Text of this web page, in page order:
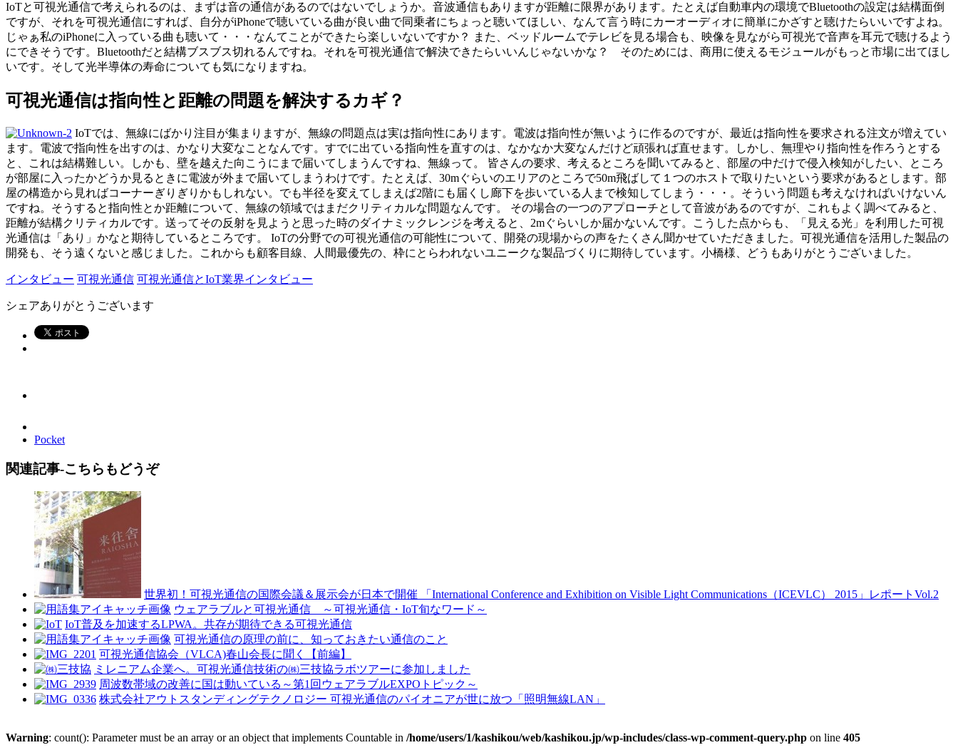
IoTと可視光通信で考えられるのは、まずは音の通信があるのではないでしょうか。音波通信もありますが距離に限界があります。たとえば自動車内の環境でBluetoothの設定は結構面倒
ですが、それを可視光通信にすれば、自分がiPhoneで聴いている曲が良い曲で同乗者にちょっと聴いてほしい、なんて言う時にカーオーディオに簡単にかざすと聴けたらいいですよね。
じゃぁ私のiPhoneに入っている曲も聴いて・・・なんてことができたら楽しいないですか？ また、ベッドルームでテレビを見る場合も、映像を見ながら可視光で音声を耳元で聴けるよう
にできそうです。Bluetoothだと結構ブスブス切れるんですね。それを可視光通信で解決できたらいいんじゃないかな？ そのためには、商用に使えるモジュールがもっと市場に出てほし
いです。そして光半導体の寿命についても気になりますね。
可視光通信は指向性と距離の問題を解決するカギ？
IoTでは、無線にばかり注目が集まりますが、無線の問題点は実は指向性にあります。電波は指向性が無いように作るのですが、最近は指向性を要求される注文が増えてい
ます。電波で指向性を出すのは、かなり大変なことなんです。すでに出ている指向性を直すのは、なかなか大変なんだけど頑張れば直せます。しかし、無理やり指向性を作ろうとする
と、これは結構難しい。しかも、壁を越えた向こうにまで届いてしまうんですね、無線って。 皆さんの要求、考えるところを聞いてみると、部屋の中だけで侵入検知がしたい、ところ
が部屋に入ったかどうか見るときに電波が外まで届いてしまうわけです。たとえば、30mぐらいのエリアのところで50m飛ばして１つのホストで取りたいという要求があるとします。部
屋の構造から見ればコーナーぎりぎりかもしれない。でも半径を変えてしまえば2階にも届くし廊下を歩いている人まで検知してしまう・・・。そういう問題も考えなければいけないん
ですね。そうすると指向性とか距離について、無線の領域ではまだクリティカルな問題なんです。 その場合の一つのアプローチとして音波があるのですが、これもよく調べてみると、
距離が結構クリティカルです。送ってその反射を見ようと思った時のダイナミックレンジを考えると、2mぐらいしか届かないんです。こうした点からも、「見える光」を利用した可視
光通信は「あり」かなと期待しているところです。 IoTの分野での可視光通信の可能性について、開発の現場からの声をたくさん聞かせていただきました。可視光通信を活用した製品の
開発も、そう遠くないと感じました。これからも顧客目線、人間最優先の、枠にとらわれないユニークな製品づくりに期待しています。小橋様、どうもありがとうございました。
インタビュー 可視光通信 可視光通信とIoT業界インタビュー
シェアありがとうございます
Pocket
関連記事-こちらもどうぞ
世界初！可視光通信の国際会議＆展示会が日本で開催 「International Conference and Exhibition on Visible Light Communications（ICEVLC） 2015」レポートVol.2
ウェアラブルと可視光通信 ～可視光通信・IoT旬なワード～
IoT普及を加速するLPWA。共存が期待できる可視光通信
可視光通信の原理の前に、知っておきたい通信のこと
可視光通信協会（VLCA)春山会長に聞く【前編】
ミレニアム企業へ。可視光通信技術の㈱三技協ラボツアーに参加しました
周波数帯域の改善に国は動いている～第1回ウェアラブルEXPOトピック～
株式会社アウトスタンディングテクノロジー 可視光通信のパイオニアが世に放つ「照明無線LAN」
Warning: count(): Parameter must be an array or an object that implements Countable in /home/users/1/kashikou/web/kashikou.jp/wp-includes/class-wp-comment-query.php on line 405